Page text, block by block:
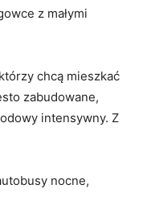
z małymi
chcą mieszkać
zabudowane,
intensywny. Z
nocne,